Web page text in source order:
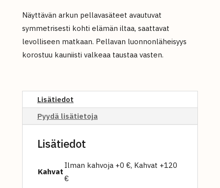
Näyttävän arkun pellavasäteet avautuvat
symmetrisesti kohti elämän iltaa, saattavat
levolliseen matkaan. Pellavan luonnonläheisyys
korostuu kauniisti valkeaa taustaa vasten.
Lisätiedot
Pyydä lisätietoja
Lisätiedot
Kahvat
Ilman kahvoja +0 €, Kahvat +120
€